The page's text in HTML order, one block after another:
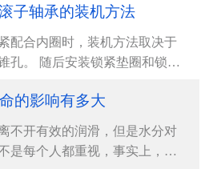
子轴承的装机方法
配合内圈时，装机方法取决于
孔。 随后安装锁紧垫圈和锁紧
的影响有多大
不开有效的润滑，但是水分对
是每个人都重视，事实上，水